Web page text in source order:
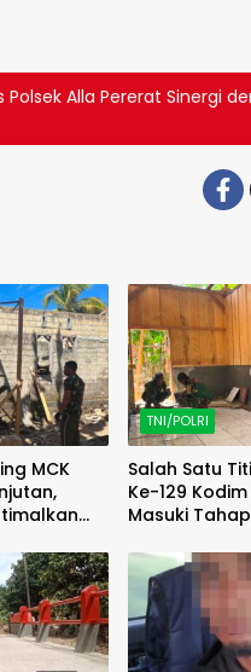
Alla Pererat Sinergi
MCK
TNI/POLRI
Salah Satu
Ke-129
Masuki
Nyata